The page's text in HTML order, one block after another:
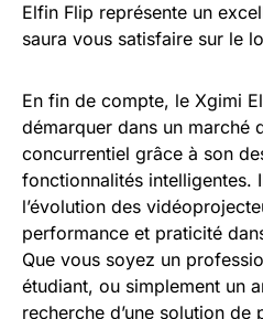
Elfin Flip représente un
saura vous satisfaire sur le
En fin de compte, le Xgimi
démarquer dans un marché
concurrentiel grâce à son
fonctionnalités intelligentes.
l’évolution des
performance et praticité
Que vous soyez un
étudiant, ou simplement un
recherche d’une solution